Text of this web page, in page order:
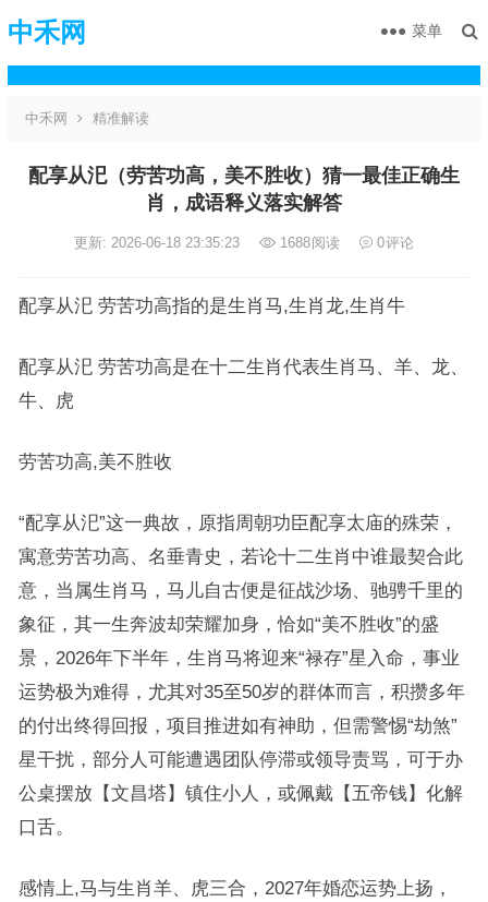
中禾网 菜单
中禾网 精准解读
配享从汜（劳苦功高，美不胜收）猜一最佳正确生
肖，成语释义落实解答
更新: 2026-06-18 23:35:23 1688阅读 0评论
配享从汜 劳苦功高指的是生肖马,生肖龙,生肖牛
配享从汜 劳苦功高是在十二生肖代表生肖马、羊、龙、
牛、虎
劳苦功高,美不胜收
“配享从汜”这一典故，原指周朝功臣配享太庙的殊荣，
寓意劳苦功高、名垂青史，若论十二生肖中谁最契合此
意，当属生肖马，马儿自古便是征战沙场、驰骋千里的
象征，其一生奔波却荣耀加身，恰如“美不胜收”的盛
景，2026年下半年，生肖马将迎来“禄存”星入命，事业
运势极为难得，尤其对35至50岁的群体而言，积攒多年
的付出终得回报，项目推进如有神助，但需警惕“劫煞”
星干扰，部分人可能遭遇团队停滞或领导责骂，可于办
公桌摆放【文昌塔】镇住小人，或佩戴【五帝钱】化解
口舌。
感情上,马与生肖羊、虎三合，2027年婚恋运势上扬，